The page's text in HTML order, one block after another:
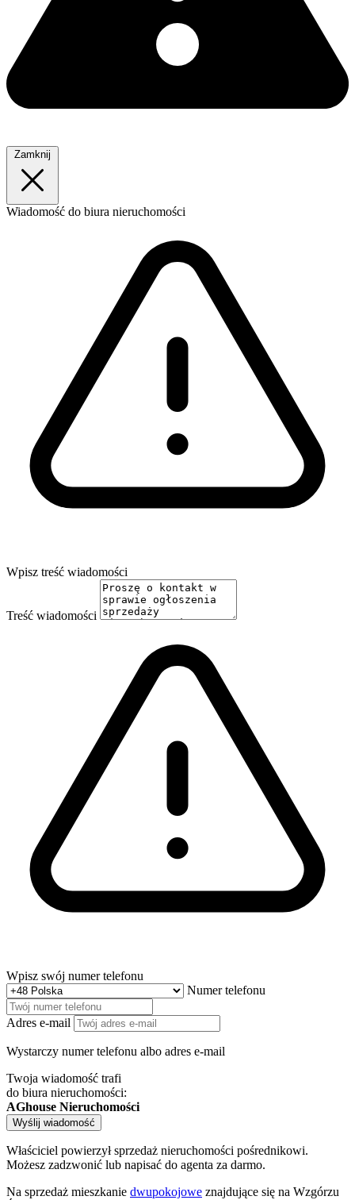
Zamknij
Wiadomość do biura nieruchomości
Wpisz treść wiadomości
Treść wiadomości
Wpisz swój numer telefonu
Numer telefonu
Adres e-mail
Wystarczy numer telefonu albo adres e-mail
Twoja wiadomość trafi
do biura nieruchomości:
AGhouse Nieruchomości
Wyślij wiadomość
Właściciel powierzył sprzedaż nieruchomości pośrednikowi.
Możesz zadzwonić lub napisać do agenta za darmo.
Na sprzedaż mieszkanie dwupokojowe znajdujące się na Wzgórzu